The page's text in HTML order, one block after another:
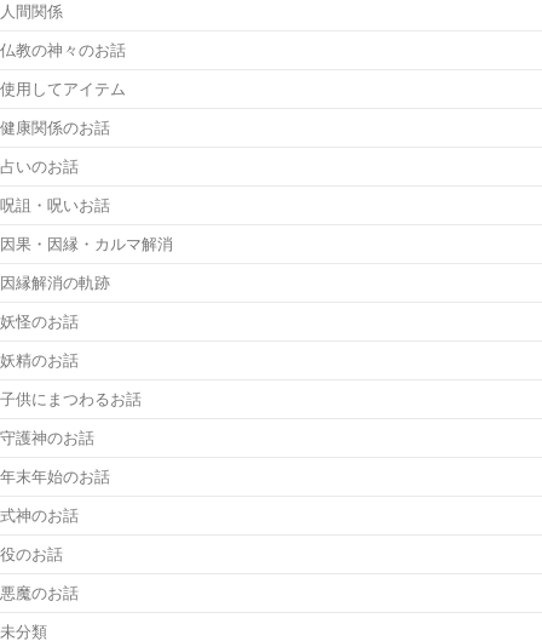
人間関係
仏教の神々のお話
使用してアイテム
健康関係のお話
占いのお話
呪詛・呪いお話
因果・因縁・カルマ解消
因縁解消の軌跡
妖怪のお話
妖精のお話
子供にまつわるお話
守護神のお話
年末年始のお話
式神のお話
役のお話
悪魔のお話
未分類